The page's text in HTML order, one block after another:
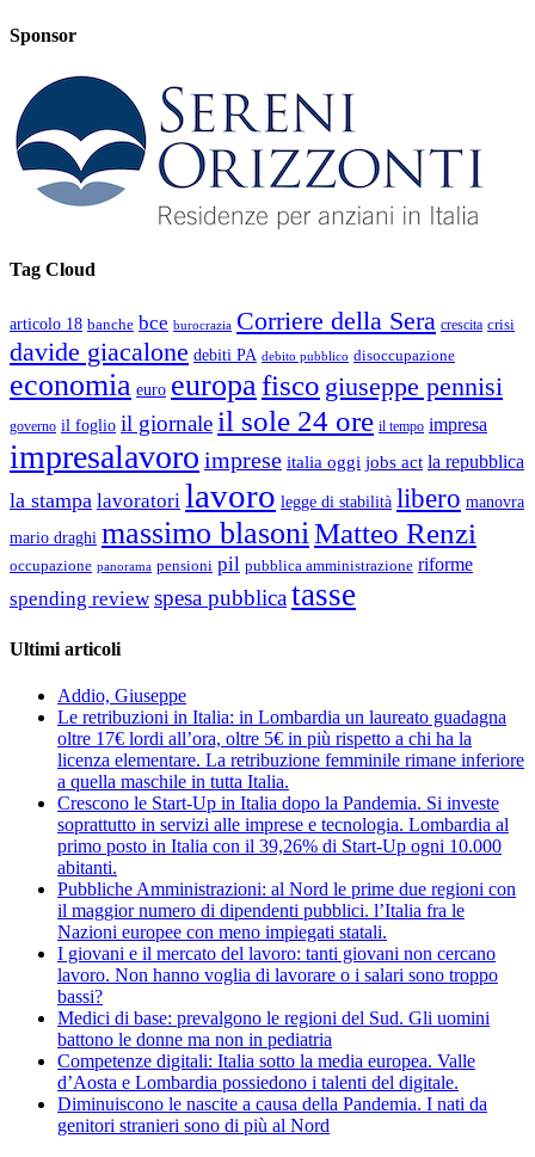
Sponsor
Tag Cloud
articolo 18 banche bce burocrazia Corriere della Sera crescita crisi
davide giacalone debiti PA debito pubblico disoccupazione
economia euro europa fisco giuseppe pennisi
governo il foglio il giornale il sole 24 ore il tempo impresa
impresalavoro imprese italia oggi jobs act la repubblica
la stampa lavoratori lavoro legge di stabilità libero manovra
mario draghi massimo blasoni Matteo Renzi
occupazione panorama pensioni pil pubblica amministrazione riforme
spending review spesa pubblicatasse
Ultimi articoli
Addio, Giuseppe
Le retribuzioni in Italia: in Lombardia un laureato guadagna
oltre 17€ lordi all’ora, oltre 5€ in più rispetto a chi ha la
licenza elementare. La retribuzione femminile rimane inferiore
a quella maschile in tutta Italia.
Crescono le Start-Up in Italia dopo la Pandemia. Si investe
soprattutto in servizi alle imprese e tecnologia. Lombardia al
primo posto in Italia con il 39,26% di Start-Up ogni 10.000
abitanti.
Pubbliche Amministrazioni: al Nord le prime due regioni con
il maggior numero di dipendenti pubblici. l’Italia fra le
Nazioni europee con meno impiegati statali.
I giovani e il mercato del lavoro: tanti giovani non cercano
lavoro. Non hanno voglia di lavorare o i salari sono troppo
bassi?
Medici di base: prevalgono le regioni del Sud. Gli uomini
battono le donne ma non in pediatria
Competenze digitali: Italia sotto la media europea. Valle
d’Aosta e Lombardia possiedono i talenti del digitale.
Diminuiscono le nascite a causa della Pandemia. I nati da
genitori stranieri sono di più al Nord